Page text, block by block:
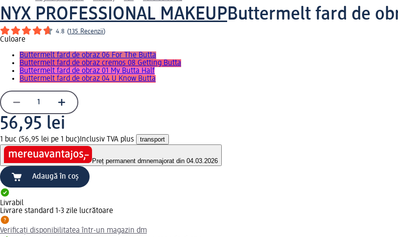
NYX PROFESSIONAL MAKEUPButtermelt fard de
4.8 (135 Recenzii)
Culoare
Buttermelt fard de obraz 06 For The Butta
Buttermelt fard de obraz cremos 08 Getting Butta
Buttermelt fard de obraz 01 My Butta Half
Buttermelt fard de obraz 04 U Know Butta
56,95 lei
1 buc (56,95 lei pe 1 buc) Inclusiv TVA plus transport
Preț permanent dmnemajorat din 04.03.2026
Adaugă în coș
Livrabil
Livrare standard 1-3 zile lucrătoare
Verificați disponibilitatea într-un magazin dm